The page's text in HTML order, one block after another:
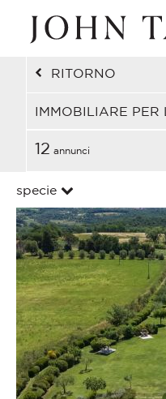
RITORNO
IMMOBILIARE
12 annunci
specie